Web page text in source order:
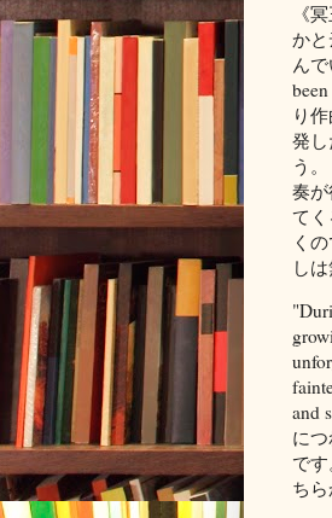
《
か
んで
り
発
う
奏
て
く
し
and
に
で
ち